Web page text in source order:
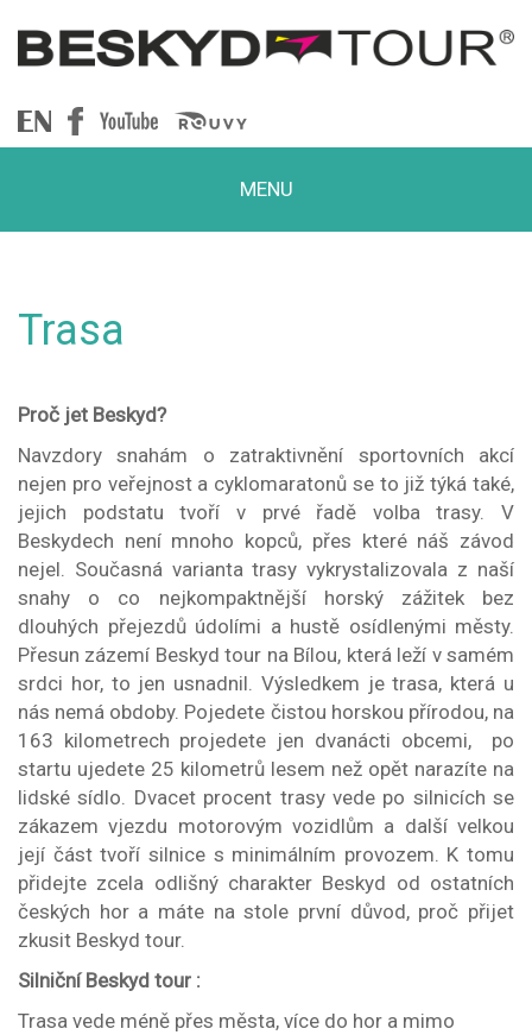
Beskydtour
MENU
Trasa
Proč jet Beskyd?
Navzdory snahám o zatraktivnění sportovních akcí
nejen pro veřejnost a cyklomaratonů se to již týká také,
jejich podstatu tvoří v prvé řadě volba trasy. V
Beskydech není mnoho kopců, přes které náš závod
nejel. Současná varianta trasy vykrystalizovala z naší
snahy o co nejkompaktnější horský zážitek bez
dlouhých přejezdů údolími a hustě osídlenými městy.
Přesun zázemí Beskyd tour na Bílou, která leží v samém
srdci hor, to jen usnadnil. Výsledkem je trasa, která u
nás nemá obdoby. Pojedete čistou horskou přírodou, na
163 kilometrech projedete jen dvanácti obcemi, po
startu ujedete 25 kilometrů lesem než opět narazíte na
lidské sídlo. Dvacet procent trasy vede po silnicích se
zákazem vjezdu motorovým vozidlům a další velkou
její část tvoří silnice s minimálním provozem. K tomu
přidejte zcela odlišný charakter Beskyd od ostatních
českých hor a máte na stole první důvod, proč přijet
zkusit Beskyd tour.
Silniční Beskyd tour :
Trasa vede méně přes města, více do hor a mimo